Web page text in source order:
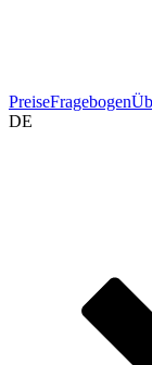
PreiseFragebogen
DE